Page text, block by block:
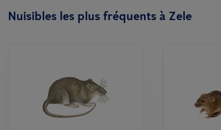
Nuisibles les plus fréquents à Zele